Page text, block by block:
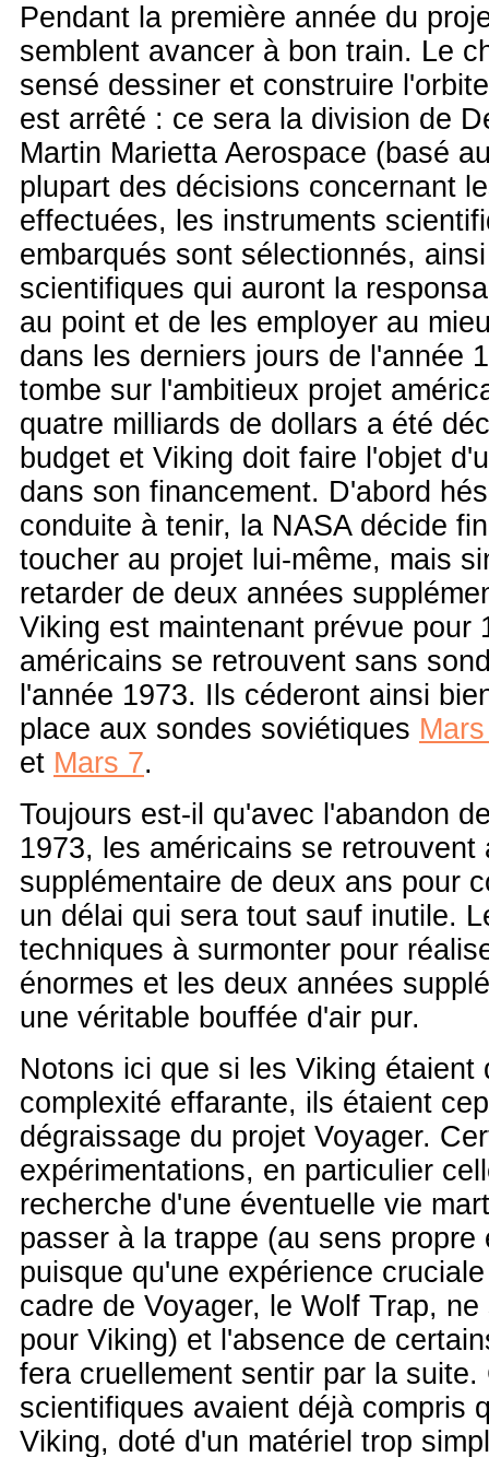
Pendant la première année du
semblent avancer à bon train. Le
sensé dessiner et construire
est arrêté : ce sera la division de
Martin Marietta Aerospace (basé
plupart des décisions concernant
effectuées, les instruments
embarqués sont sélectionnés,
scientifiques qui auront la
au point et de les employer au
dans les derniers jours de l'année
tombe sur l'ambitieux projet
quatre milliards de dollars a été
budget et Viking doit faire l'objet
dans son financement. D'abord
conduite à tenir, la NASA décide
toucher au projet lui-même, mais
retarder de deux années
Viking est maintenant prévue pour
américains se retrouvent sans
l'année 1973. Ils céderont ainsi
place aux sondes soviétiques
et Mars 7.
Toujours est-il qu'avec l'abandon
1973, les américains se retrouvent
supplémentaire de deux ans pour
un délai qui sera tout sauf inutile.
techniques à surmonter pour
énormes et les deux années
une véritable bouffée d'air pur.
Notons ici que si les Viking étaient
complexité effarante, ils étaient
dégraissage du projet Voyager.
expérimentations, en particulier
recherche d'une éventuelle vie
passer à la trappe (au sens propre
puisque qu'une expérience
cadre de Voyager, le Wolf Trap,
pour Viking) et l'absence de
fera cruellement sentir par la suite.
scientifiques avaient déjà compris
Viking, doté d'un matériel trop